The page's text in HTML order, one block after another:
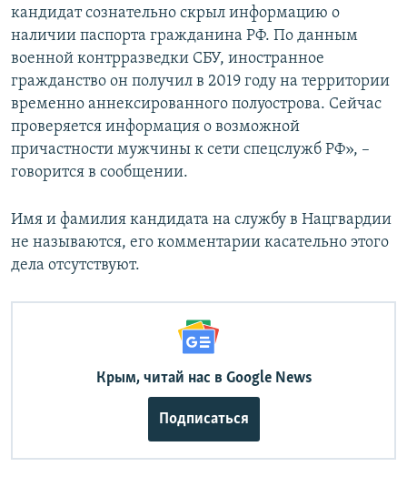
кандидат сознательно скрыл информацию о
наличии паспорта гражданина РФ. По данным
военной контрразведки СБУ, иностранное
гражданство он получил в 2019 году на территории
временно аннексированного полуострова. Сейчас
проверяется информация о возможной
причастности мужчины к сети спецслужб РФ», –
говорится в сообщении.
Имя и фамилия кандидата на службу в Нацгвардии
не называются, его комментарии касательно этого
дела отсутствуют.
Крым, читай нас в Google News
Подписаться